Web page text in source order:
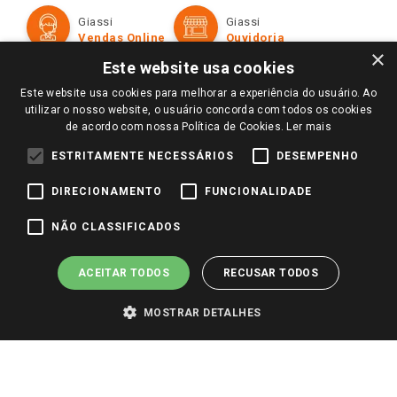
Televendas
Perguntas frequentes
Trabalhe Conosco
Identidade Visual
Formas de Pagamento
Políticas de entrega
Trocas e Devoluções
Giassi
Vendas Online
Giassi
Ouvidoria
Redes Sociais
Pagamento e Segurança
×
Este website usa cookies
Este website usa cookies para melhorar a experiência do usuário. Ao
utilizar o nosso website, o usuário concorda com todos os cookies
de acordo com nossa Política de Cookies. Ler mais
ESTRITAMENTE NECESSÁRIOS DESEMPENHO
DIRECIONAMENTO FUNCIONALIDADE
NÃO CLASSIFICADOS
ACEITAR TODOS RECUSAR TODOS
MOSTRAR DETALHES